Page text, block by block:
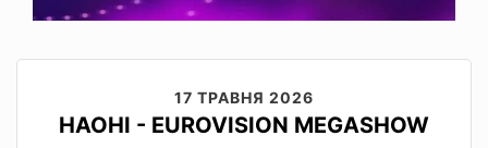
17 ТРАВНЯ 2026
НАОНІ - EUROVISION MEGASHOW